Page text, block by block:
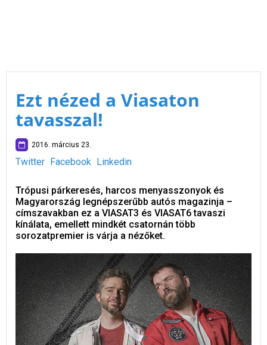
Ezt nézed a Viasaton
tavasszal!
2016. március 23.
Twitter Facebook Linkedin
Trópusi párkeresés, harcos menyasszonyok és
Magyarország legnépszerűbb autós magazinja –
címszavakban ez a VIASAT3 és VIASAT6 tavaszi
kínálata, emellett mindkét csatornán több
sorozatpremier is várja a nézőket.